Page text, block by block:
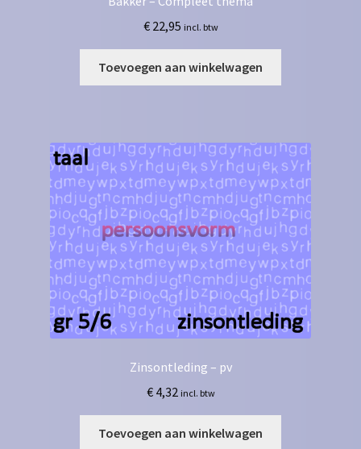
€22,95 incl. btw
Toevoegen aan winkelwagen
Zinsontleding – pv
€4,32 incl. btw
Toevoegen aan winkelwagen